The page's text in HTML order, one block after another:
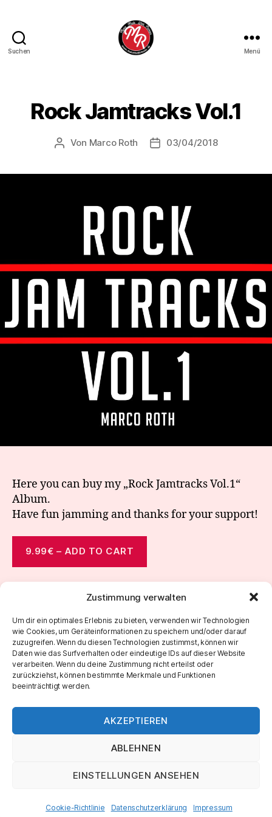
Zustimmung verwalten
Um dir ein optimales Erlebnis zu bieten, verwenden wir Technologien
wie Cookies, um Geräteinformationen zu speichern und/oder darauf
zuzugreifen. Wenn du diesen Technologien zustimmst, können wir
Daten wie das Surfverhalten oder eindeutige IDs auf dieser Website
verarbeiten. Wenn du deine Zustimmung nicht erteilst oder
zurückziehst, können bestimmte Merkmale und Funktionen
beeinträchtigt werden.
AKZEPTIEREN
ABLEHNEN
EINSTELLUNGEN ANSEHEN
Cookie-Richtlinie Datenschutzerklärung Impressum
Suchen Menü
Rock Jamtracks Vol.1
Beitragsautor
Von Marco Roth Veröffentlichungsdatum
03/04/2018
Here you can buy my „Rock Jamtracks Vol.1“
Album.
Have fun jamming and thanks for your support!
9.99€ – ADD TO CART
← Sunday Morning Jam 53 Jamtrack
→ Rock Jamtracks Vol.2
Marco Roth Music